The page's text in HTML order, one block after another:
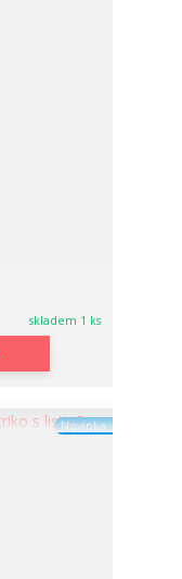
skladem 1 ks
Novinka